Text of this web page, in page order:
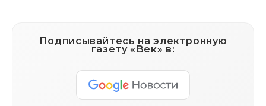
Подписывайтесь на электронную
газету «Век» в: